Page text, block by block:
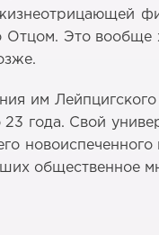
жизнеотрицающей
Отцом. Это вообще
им Лейпцигского
года. Свой
общественное